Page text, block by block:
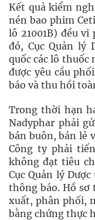
Kết quả kiểm
nén bao phim
lô 21001B) đều
đó, Cục Quản lý
quốc các lô thuốc
được yêu cầu
báo và thu hồi
Trong thời hạn
Nadyphar phải
bán buôn, bán lẻ
Công ty phải
không đạt tiêu
Cục Quản lý
thông báo. Hồ sơ
xuất, phân phối,
bằng chứng thực